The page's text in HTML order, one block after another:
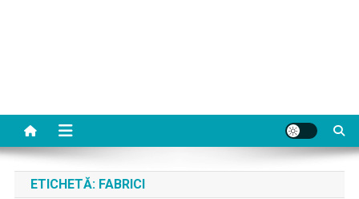
ETICHETĂ: FABRICI